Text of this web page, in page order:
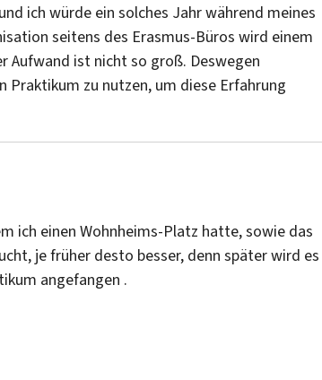
ich würde ein solches Jahr während meines
seitens des Erasmus-Büros wird einem
Aufwand ist nicht so groß. Deswegen
Praktikum zu nutzen, um diese Erfahrung
ich einen Wohnheims-Platz hatte, sowie das
je früher desto besser, denn später wird es
angefangen .